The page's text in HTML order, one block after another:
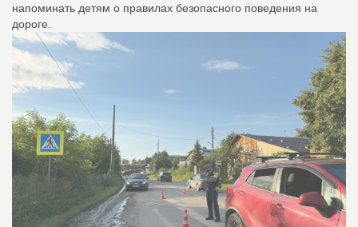
напоминать детям о правилах безопасного поведения на
дороге.